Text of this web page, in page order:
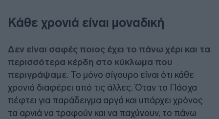
Κάθε χρονιά είναι μοναδική
Δεν είναι σαφές ποιος έχει το πάνω χέρι και τα
περισσότερα κέρδη στο κύκλωμα που
περιγράψαμε. Το μόνο σίγουρο είναι ότι κάθε
χρονιά διαφέρει από τις άλλες. Όταν το Πάσχα
πέφτει για παράδειγμα αργά και υπάρχει χρόνος
τα αρνιά να τραφούν και να παχύνουν, το πάνω